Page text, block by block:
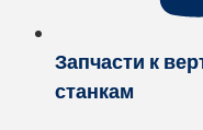
Запчасти к
станкам